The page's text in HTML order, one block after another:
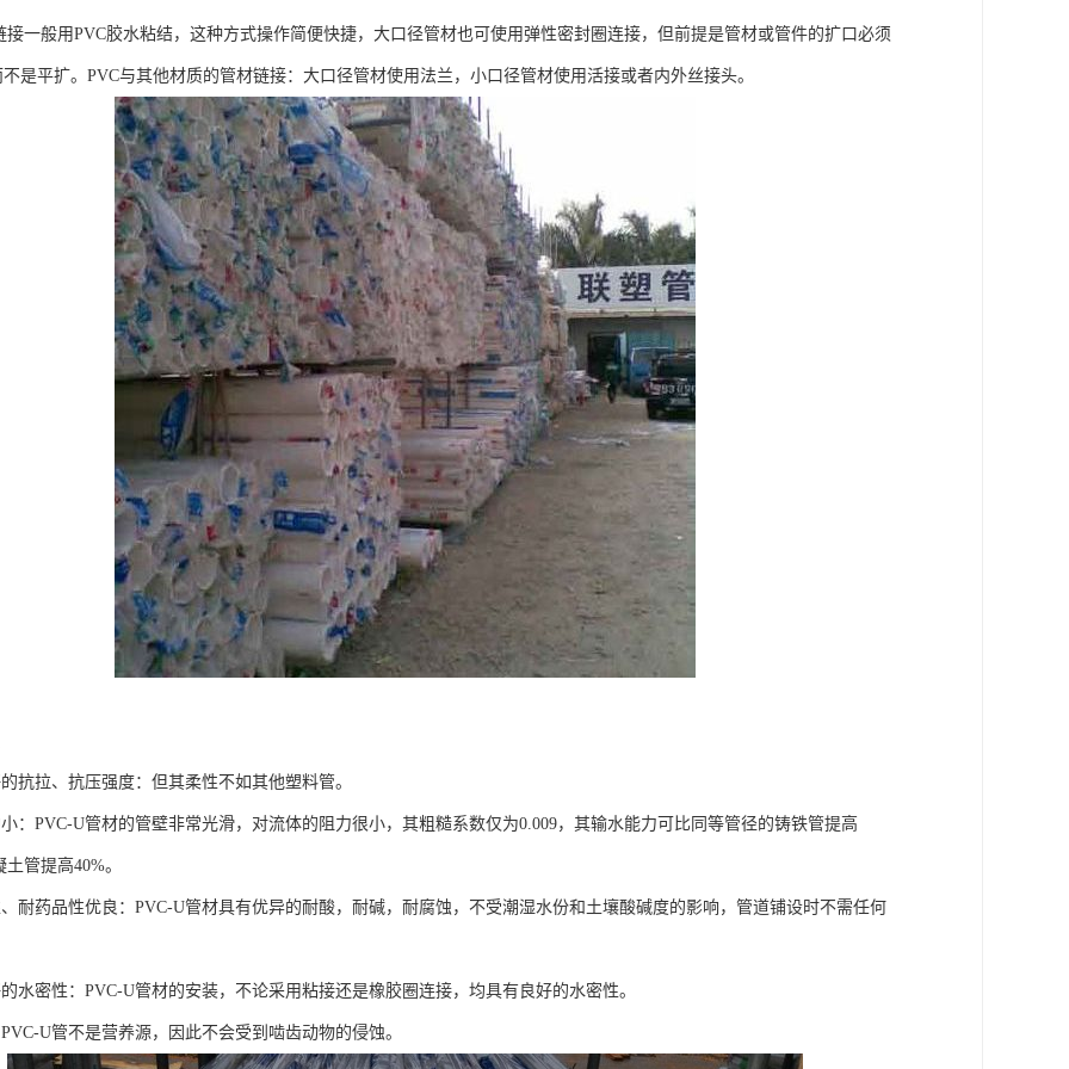
接一般用PVC胶水粘结，这种方式操作简便快捷，大口径管材也可使用弹性密封圈连接，但前提是管材或管件的扩口必须
是平扩。PVC与其他材质的管材链接：大口径管材使用法兰，小口径管材使用活接或者内外丝接头。
抗拉、抗压强度：但其柔性不如其他塑料管。
：PVC-U管材的管壁非常光滑，对流体的阻力很小，其粗糙系数仅为0.009，其输水能力可比同等管径的铸铁管提高
管提高40%。
耐药品性优良：PVC-U管材具有优异的耐酸，耐碱，耐腐蚀，不受潮湿水份和土壤酸碱度的影响，管道铺设时不需任何
水密性：PVC-U管材的安装，不论采用粘接还是橡胶圈连接，均具有良好的水密性。
U管不是营养源，因此不会受到啮齿动物的侵蚀。